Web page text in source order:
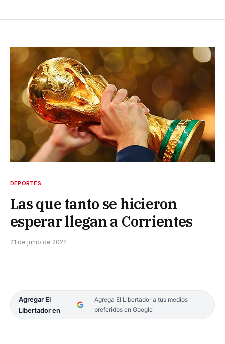
DEPORTES
Las que tanto se hicieron
esperar llegan a Corrientes
21 de junio de 2024
Agregar El
Libertador en
Agrega El Libertador a tus medios
preferidos en Google